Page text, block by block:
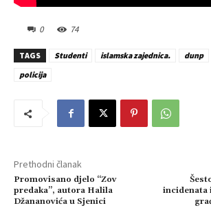
0 74
TAGS Studenti islamska zajednica. dunp
policija
Prethodni članak
Promovisano djelo “Zov
predaka”, autora Halila
Džananovića u Sjenici
incidenata